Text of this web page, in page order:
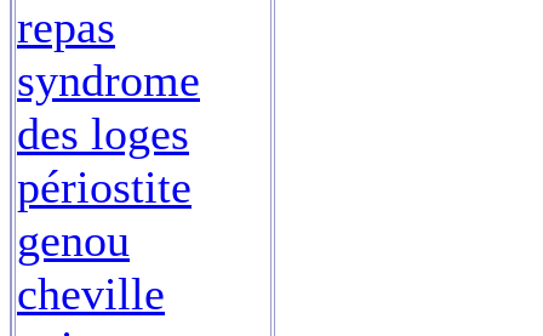
repas
syndrome
des loges
périostite
genou
cheville